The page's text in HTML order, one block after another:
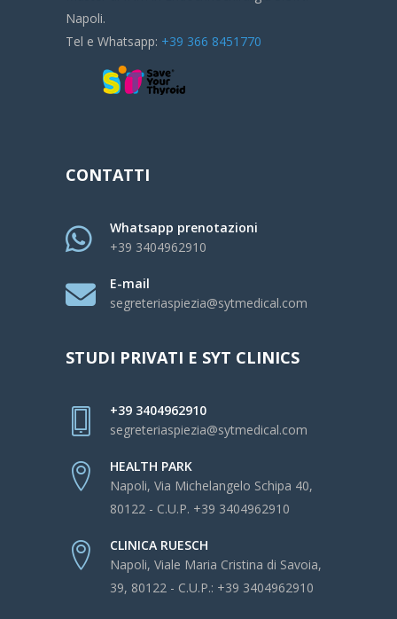
Napoli.
Tel e Whatsapp: +39 366 8451770
CONTATTI
Whatsapp prenotazioni
+39 3404962910
E-mail
segreteriaspiezia@sytmedical.com
STUDI PRIVATI E SYT CLINICS
+39 3404962910
segreteriaspiezia@sytmedical.com
HEALTH PARK
Napoli, Via Michelangelo Schipa 40,
80122 - C.U.P. +39 3404962910
CLINICA RUESCH
Napoli, Viale Maria Cristina di Savoia,
39, 80122 - C.U.P.: +39 3404962910